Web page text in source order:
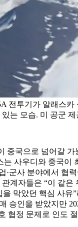
전투기가 알래스카
는 모습. 미 공군 제
중국으로 넘어갈
는 사우디와 중국이
·군사 분야에서 협
계자들은 “이 같은
을 막았던 핵심 사유
승인을 받았지만
협정 문제로 인도